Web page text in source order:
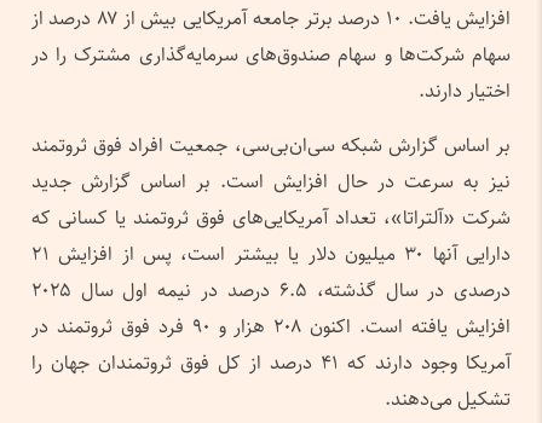
افزایش یافت. ۱۰ درصد برتر جامعه آمریکایی بیش از ۸۷ درصد از
سهام شرکت‌ها و سهام صندوق‌های سرمایه‌گذاری مشترک را در
اختیار دارند.
بر اساس گزارش شبکه سی‌ان‌بی‌سی، جمعیت افراد فوق ثروتمند
نیز به سرعت در حال افزایش است. بر اساس گزارش جدید
شرکت «آلتراتا»، تعداد آمریکایی‌های فوق ثروتمند یا کسانی که
دارایی آنها ۳۰ میلیون دلار یا بیشتر است، پس از افزایش ۲۱
درصدی در سال گذشته، ۶.۵ درصد در نیمه اول سال ۲۰۲۵
افزایش یافته است. اکنون ۲۰۸ هزار و ۹۰ فرد فوق ثروتمند در
آمریکا وجود دارند که ۴۱ درصد از کل فوق ثروتمندان جهان را
تشکیل می‌دهند.